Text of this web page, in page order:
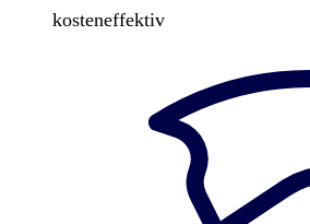
kosteneffektiv